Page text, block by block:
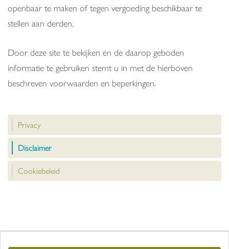
openbaar te maken of tegen vergoeding beschikbaar te
stellen aan derden.
Door deze site te bekijken en de daarop geboden
informatie te gebruiken stemt u in met de hierboven
beschreven voorwaarden en beperkingen.
Privacy
Disclaimer
Cookiebeleid